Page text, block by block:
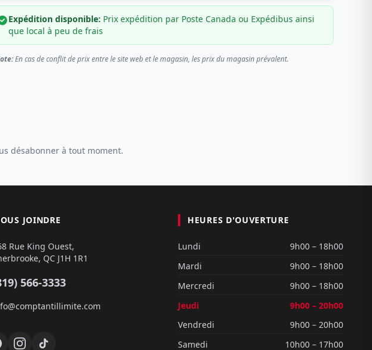
Expédition disponible: Prix expédition par Poste Canada ou Expédibus ainsi
que local à peu de frais
En cas de conflit de prix entre le site web et le magasin, les prix du magasin prévalent.
désabonner à tout moment.
JOINDRE
Rue King Ouest,
QC J1H 1R1
566-3333
HEURES D'OUVERTURE
Lundi
9h00 – 18h00
Mardi
9h00 – 18h00
Mercredi
9h00 – 18h00
Jeudi
9h00 – 20h00
Vendredi
9h00 – 20h00
Samedi
10h00 – 17h00